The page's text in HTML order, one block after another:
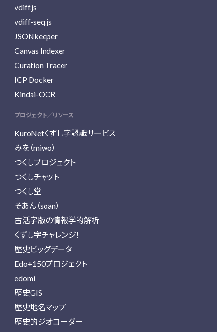
vdiff.js
vdiff-seq.js
JSONkeeper
Canvas Indexer
Curation Tracer
ICP Docker
Kindai-OCR
プロジェクト／リソース
KuroNetくずし字認識サービス
みを（miwo）
つくしプロジェクト
つくしチャット
つくし堂
そあん（soan）
古活字版の情報学的解析
くずし字チャレンジ！
歴史ビッグデータ
Edo+150プロジェクト
edomi
歴史GIS
歴史地名マップ
歴史的ジオコーダー